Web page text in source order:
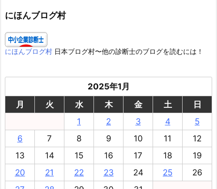
ー
にほんブログ村
にほんブログ村 日本ブログ村〜他の診断士のブログを読むには！
2025年1月
月
火 水 木 金 土
日
1
2 3 4
5
6
7 8 9 10 11
12
13
14 15 16 17 18
19
20
21 22 23 24 25
26